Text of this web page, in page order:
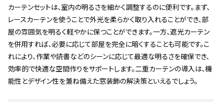
カーテンセットは、室内の明るさを細かく調整するのに便利です。まず、
レースカーテンを使うことで外光を柔らかく取り入れることができ、部
屋の雰囲気を明るく軽やかに保つことができます。一方、遮光カーテン
を併用すれば、必要に応じて部屋を完全に暗くすることも可能です。こ
れにより、作業や読書などのシーンに応じて最適な明るさを確保でき、
効率的で快適な空間作りをサポートします。二重カーテンの導入は、機
能性とデザイン性を兼ね備えた窓装飾の解決策といえるでしょう。